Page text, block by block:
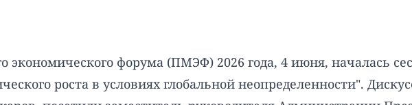
экономического форума (ПМЭФ) 2026 года, 4 июня, началась
роста в условиях глобальной неопределенности".